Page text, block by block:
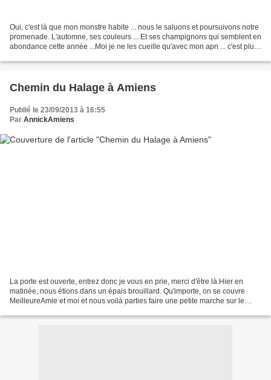
Oui, c'est là que mon monstre habite ... nous le saluons et poursuivons notre
promenade. L'automne, ses couleurs ... Et ses champignons qui semblent en
abondance cette année ...Moi je ne les cueille qu'avec mon apn ... c'est plus
Chemin du Halage à Amiens
Publié le 23/09/2013 à 16:55
Par AnnickAmiens
La porte est ouverte, entrez donc je vous en prie, merci d'être là.Hier en
matinée, nous étions dans un épais brouillard. Qu'importe, on se couvre
MeilleureAmie et moi et nous voilà parties faire une petite marche sur le